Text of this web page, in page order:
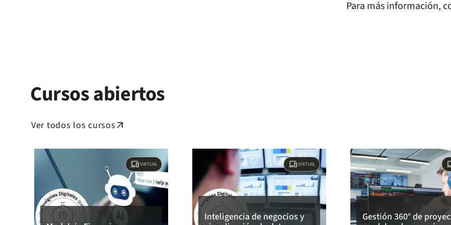
Para más información,
Cursos abiertos
Ver todos los cursosarrow_outward
devicesVIRTUAL devicesVIRTUAL
Inteligencia de negocios y
Gestión 360° de